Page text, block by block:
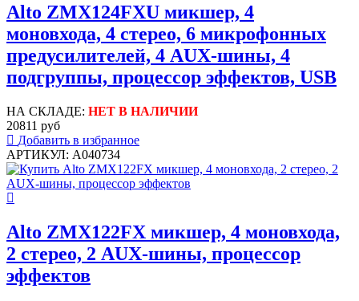
Alto ZMX124FXU микшер, 4
моновхода, 4 стерео, 6 микрофонных
предусилителей, 4 AUX-шины, 4
подгруппы, процессор эффектов, USB
НА СКЛАДЕ: НЕТ В НАЛИЧИИ
20811 руб
Добавить в избранное
АРТИКУЛ: A040734
Alto ZMX122FX микшер, 4 моновхода,
2 стерео, 2 AUX-шины, процессор
эффектов